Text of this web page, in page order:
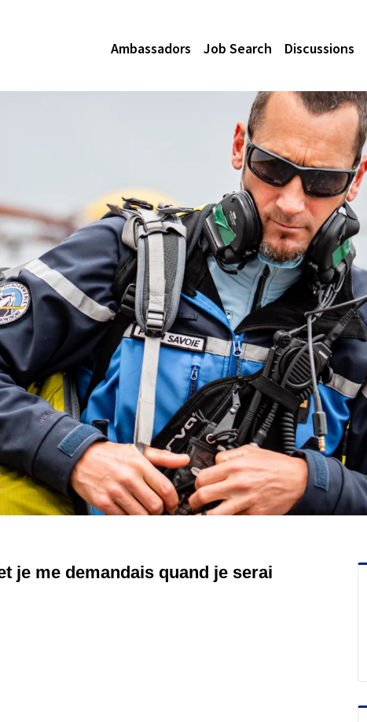
Ambassadors Job Search Discussions
je me demandais quand je serai